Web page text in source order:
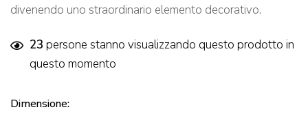
divenendo uno straordinario elemento decorativo.
23 persone stanno visualizzando questo prodotto in
questo momento
Dimensione: